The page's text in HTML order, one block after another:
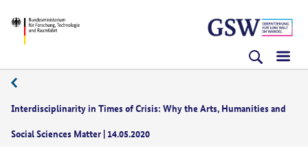
zum
(Eingabetaste)
zum
(Eingabetaste)
zur
(Eingabetaste)
BMFTR
Interdisciplinarity in Times of Crisis: Why the Arts, Humanities and
Social Sciences Matter | 14.05.2020